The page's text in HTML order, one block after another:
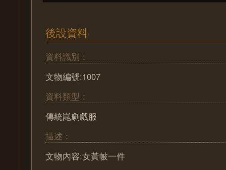
後設資料
資料識別：
文物編號:1007
資料類型：
傳統崑劇戲服
描述：
文物內容:女黃帔一件